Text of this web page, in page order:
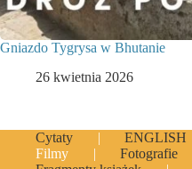
Gniazdo Tygrysa w Bhutanie
26 kwietnia 2026
Cytaty ENGLISH
Filmy
Fotografie